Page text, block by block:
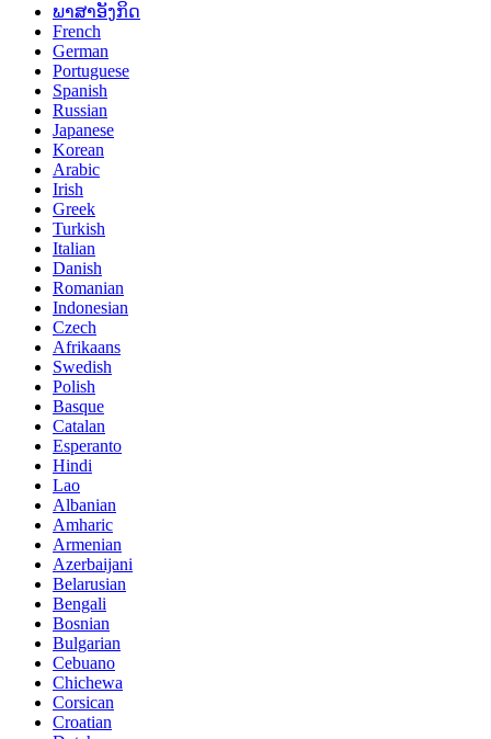
ພາສາອັງກິດ
French
German
Portuguese
Spanish
Russian
Japanese
Korean
Arabic
Irish
Greek
Turkish
Italian
Danish
Romanian
Indonesian
Czech
Afrikaans
Swedish
Polish
Basque
Catalan
Esperanto
Hindi
Lao
Albanian
Amharic
Armenian
Azerbaijani
Belarusian
Bengali
Bosnian
Bulgarian
Cebuano
Chichewa
Corsican
Croatian